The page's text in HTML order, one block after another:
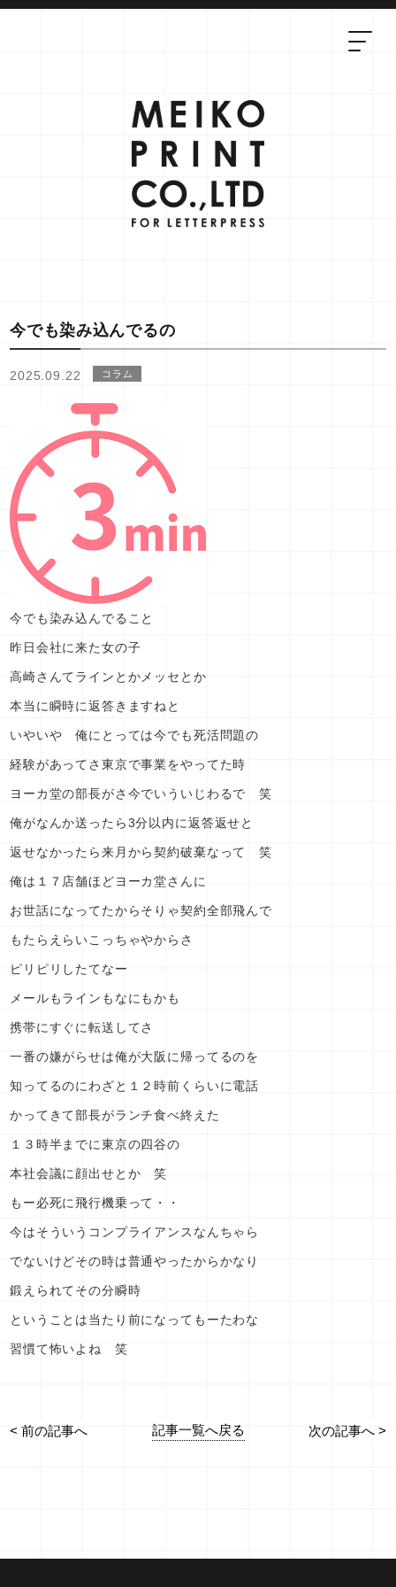
今でも染み込んでるの
2025.09.22 コラム
今でも染み込んでること
昨日会社に来た女の子
高崎さんてラインとかメッセとか
本当に瞬時に返答きますねと
いやいや 俺にとっては今でも死活問題の
経験があってさ東京で事業をやってた時
ヨーカ堂の部長がさ今でいういじわるで 笑
俺がなんか送ったら3分以内に返答返せと
返せなかったら来月から契約破棄なって 笑
俺は１７店舗ほどヨーカ堂さんに
お世話になってたからそりゃ契約全部飛んで
もたらえらいこっちゃやからさ
ピリピリしたてなー
メールもラインもなにもかも
携帯にすぐに転送してさ
一番の嫌がらせは俺が大阪に帰ってるのを
知ってるのにわざと１２時前くらいに電話
かってきて部長がランチ食べ終えた
１３時半までに東京の四谷の
本社会議に顔出せとか 笑
もー必死に飛行機乗って・・
今はそういうコンプライアンスなんちゃら
でないけどその時は普通やったからかなり
鍛えられてその分瞬時
ということは当たり前になってもーたわな
習慣て怖いよね 笑
< 前の記事へ 記事一覧へ戻る 次の記事へ >